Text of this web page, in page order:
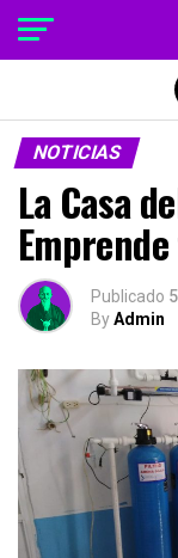
NOTICIAS
La Casa
Publicado
ByAdmin